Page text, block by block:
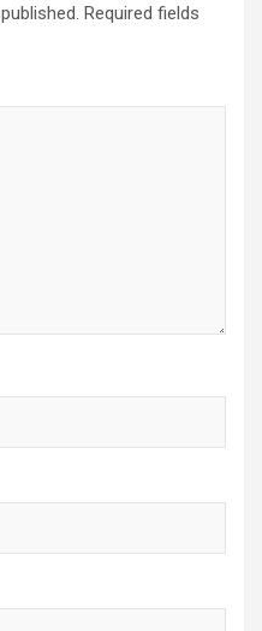
Required fields